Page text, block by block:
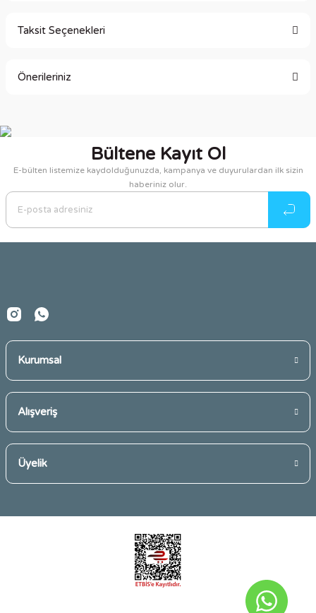
Taksit Seçenekleri
Önerileriniz
Görüş ve önerileriniz için teşekkür ederiz.
Ürün resmi kalitesiz, bozuk veya görüntülenemiyor.
Ürün açıklamasında eksik bilgiler bulunuyor.
Ürün bilgilerinde hatalar bulunuyor.
Bültene Kayıt Ol
E-bülten listemize kaydolduğunuzda, kampanya ve duyurulardan ilk sizin
haberiniz olur.
Kurumsal
Alışveriş
Üyelik